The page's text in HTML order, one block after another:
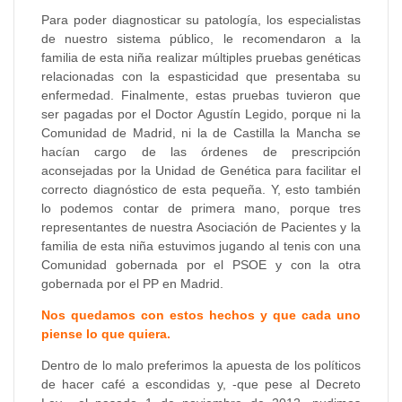
Para poder diagnosticar su patología, los especialistas
de nuestro sistema público, le recomendaron a la
familia de esta niña realizar múltiples pruebas genéticas
relacionadas con la espasticidad que presentaba su
enfermedad. Finalmente, estas pruebas tuvieron que
ser pagadas por el Doctor Agustín Legido, porque ni la
Comunidad de Madrid, ni la de Castilla la Mancha se
hacían cargo de las órdenes de prescripción
aconsejadas por la Unidad de Genética para facilitar el
correcto diagnóstico de esta pequeña. Y, esto también
lo podemos contar de primera mano, porque tres
representantes de nuestra Asociación de Pacientes y la
familia de esta niña estuvimos jugando al tenis con una
Comunidad gobernada por el PSOE y con la otra
gobernada por el PP en Madrid.
Nos quedamos con estos hechos y que cada uno
piense lo que quiera.
Dentro de lo malo preferimos la apuesta de los políticos
de hacer café a escondidas y, -que pese al Decreto